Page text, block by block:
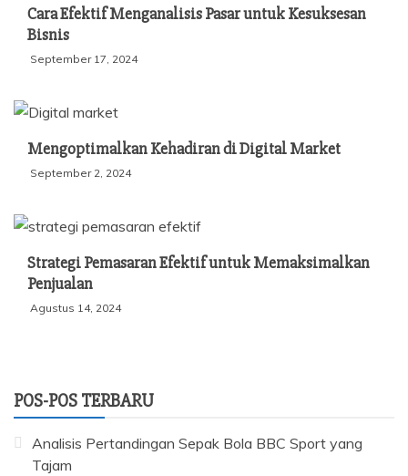
Cara Efektif Menganalisis Pasar untuk Kesuksesan
Bisnis
September 17, 2024
Mengoptimalkan Kehadiran di Digital Market
September 2, 2024
Strategi Pemasaran Efektif untuk Memaksimalkan
Penjualan
Agustus 14, 2024
POS-POS TERBARU
Analisis Pertandingan Sepak Bola BBC Sport yang
Tajam